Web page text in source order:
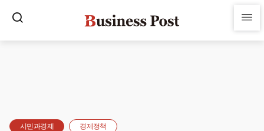
시민과경제 경제정책